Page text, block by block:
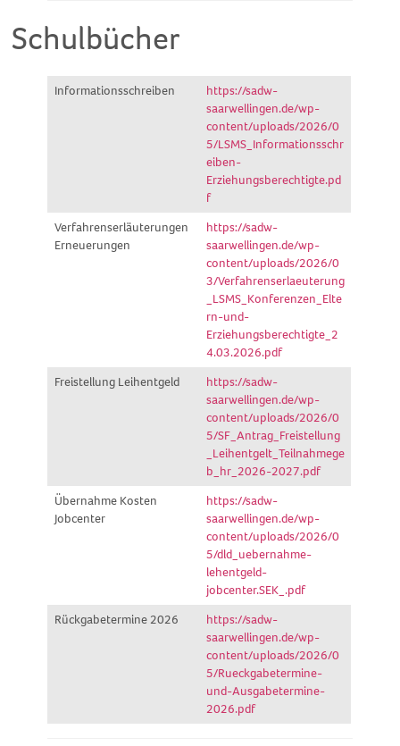
Schulbücher
Informationsschreiben
https://sadw-
saarwellingen.de/wp-
content/uploads/2026/0
5/LSMS_Informationsschr
eiben-
Erziehungsberechtigte.pd
f
Verfahrenserläuterungen
Erneuerungen
https://sadw-
saarwellingen.de/wp-
content/uploads/2026/0
3/Verfahrenserlaeuterung
_LSMS_Konferenzen_Elte
rn-und-
Erziehungsberechtigte_2
4.03.2026.pdf
Freistellung Leihentgeld
https://sadw-
saarwellingen.de/wp-
content/uploads/2026/0
5/SF_Antrag_Freistellung
_Leihentgelt_Teilnahmege
b_hr_2026-2027.pdf
Übernahme Kosten
Jobcenter
https://sadw-
saarwellingen.de/wp-
content/uploads/2026/0
5/dld_uebernahme-
lehentgeld-
jobcenter.SEK_.pdf
Rückgabetermine 2026
https://sadw-
saarwellingen.de/wp-
content/uploads/2026/0
5/Rueckgabetermine-
und-Ausgabetermine-
2026.pdf